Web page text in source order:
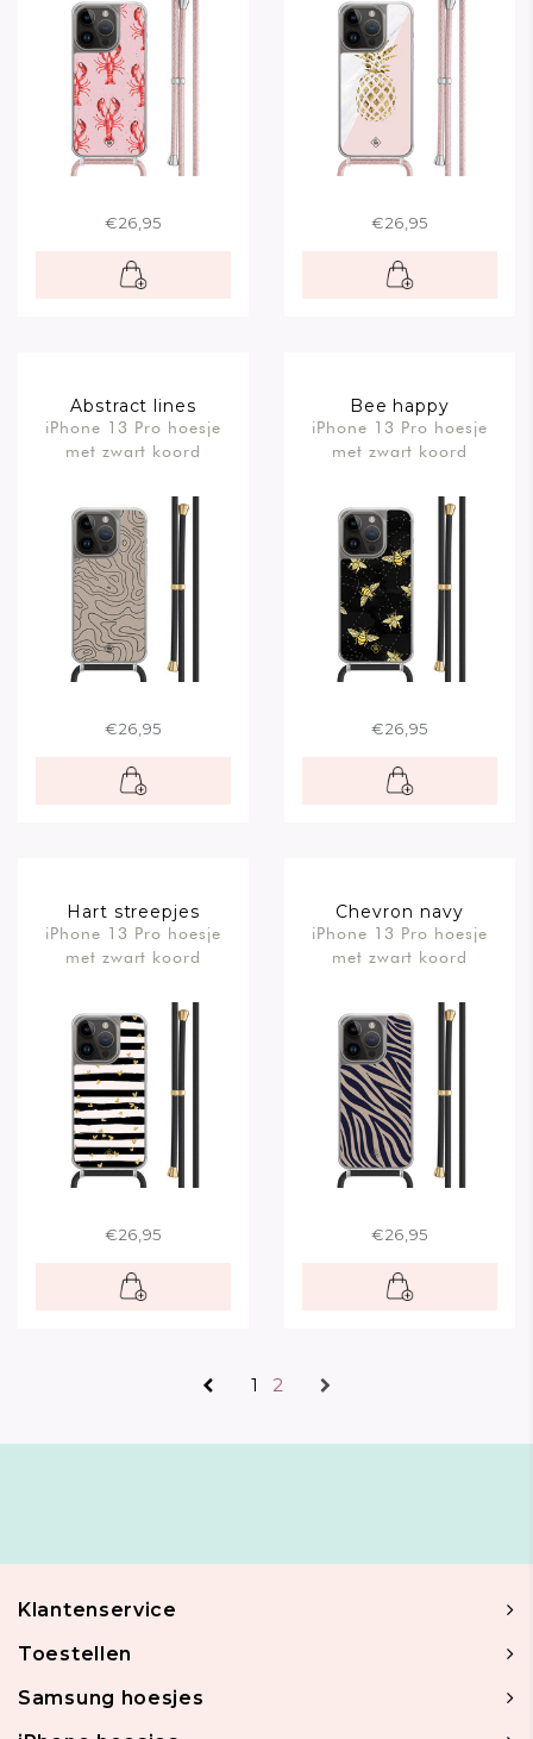
€26,95 €26,95
Abstract lines
iPhone 13 Pro hoesje
met zwart koord
€26,95
Bee happy
iPhone 13 Pro hoesje
met zwart koord
€26,95
Hart streepjes
iPhone 13 Pro hoesje
met zwart koord
€26,95
Chevron navy
iPhone 13 Pro hoesje
met zwart koord
€26,95
1 2
Klantenservice
Toestellen
Samsung hoesjes